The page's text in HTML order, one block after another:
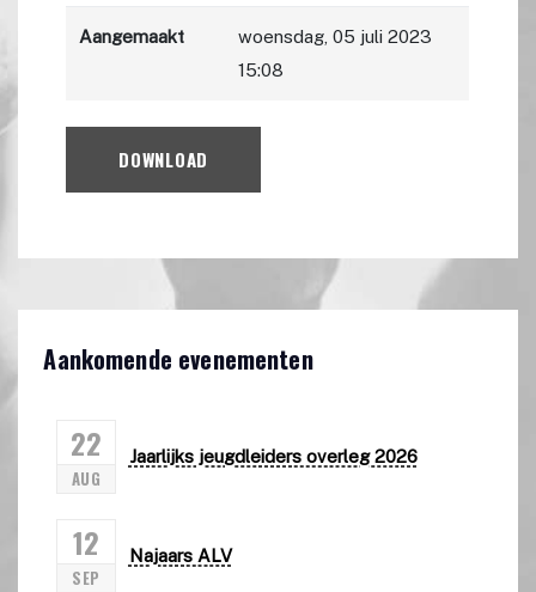
Aangemaakt
woensdag, 05 juli 2023
15:08
DOWNLOAD
Aankomende evenementen
22
AUG
Jaarlijks jeugdleiders overleg 2026
12
SEP
Najaars ALV